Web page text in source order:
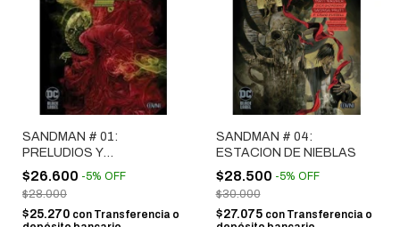
SANDMAN # 01:
PRELUDIOS Y
NOCTURNOS
$26.600 -5% OFF
$28.000
$25.270 con Transferencia o
SANDMAN # 04:
ESTACION DE NIEBLAS
$28.500 -5% OFF
$30.000
$27.075 con Transferencia o